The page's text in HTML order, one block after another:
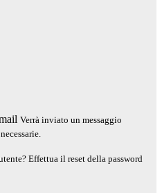
Verrà inviato un messaggio
Effettua il reset della password